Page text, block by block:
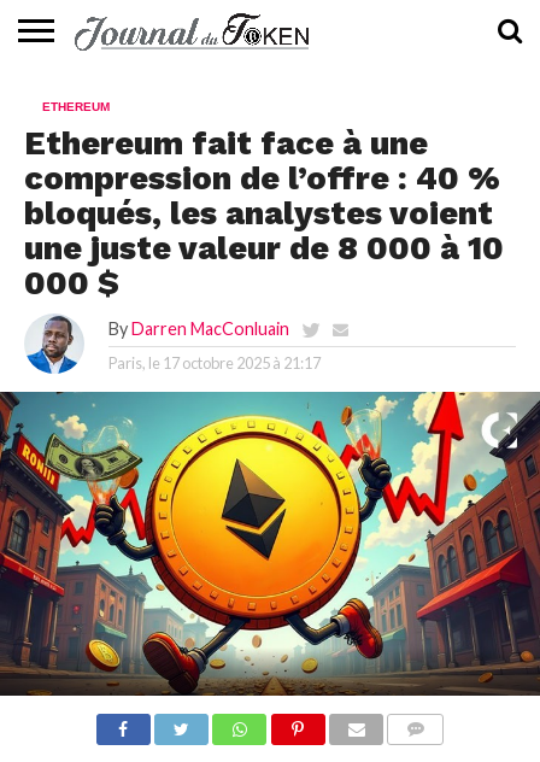
📰
EVALUATION
GUIDE
TENDANCES
À
CONTACTEZ-
ETHEREUM
Ethereum fait face à une
compression de l’offre : 40 %
bloqués, les analystes voient
une juste valeur de 8 000 à 10
000 $
By Darren MacConluain
Paris, le 17 octobre 2025 à 21:17